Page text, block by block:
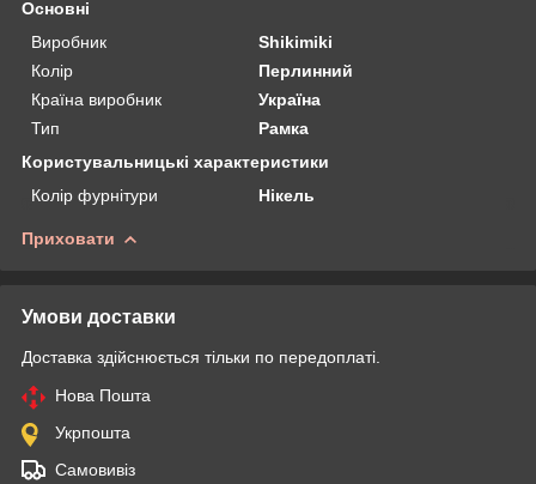
Основні
Виробник
Shikimiki
Колір
Перлинний
Країна виробник
Україна
Тип
Рамка
Користувальницькі характеристики
Колір фурнітури
Нікель
Приховати
Умови доставки
Доставка здійснюється тільки по передоплаті.
Нова Пошта
Укрпошта
Самовивіз